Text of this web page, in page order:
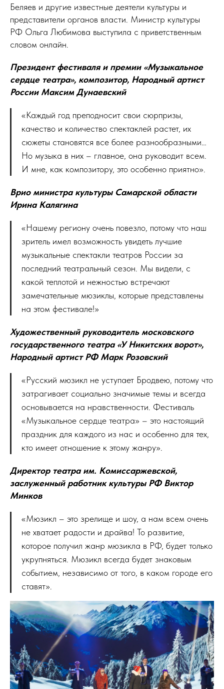
Беляев и другие известные деятели культуры и
представители органов власти. Министр культуры
РФ Ольга Любимова выступила с приветственным
словом онлайн.
Президент фестиваля и премии «Музыкальное
сердце театра», композитор, Народный артист
России Максим Дунаевский
«Каждый год преподносит свои сюрпризы,
качество и количество спектаклей растет, их
сюжеты становятся все более разнообразными…
Но музыка в них – главное, она руководит всем.
И мне, как композитору, это особенно приятно».
Врио министра культуры Самарской области
Ирина Калягина
«Нашему региону очень повезло, потому что наш
зритель имел возможность увидеть лучшие
музыкальные спектакли театров России за
последний театральный сезон. Мы видели, с
какой теплотой и нежностью встречают
замечательные мюзиклы, которые представлены
на этом фестивале!»
Художественный руководитель московского
государственного театра «У Никитских ворот»,
Народный артист РФ Марк Розовский
«Русский мюзикл не уступает Бродвею, потому что
затрагивает социально значимые темы и всегда
основывается на нравственности. Фестиваль
«Музыкальное сердце театра» – это настоящий
праздник для каждого из нас и особенно для тех,
кто имеет отношение к этому жанру».
Директор театра им. Комиссаржевской,
заслуженный работник культуры РФ Виктор
Минков
«Мюзикл – это зрелище и шоу, а нам всем очень
не хватает радости и драйва! То развитие,
которое получил жанр мюзикла в РФ, будет только
укрупняться. Мюзикл всегда будет знаковым
событием, независимо от того, в каком городе его
ставят».